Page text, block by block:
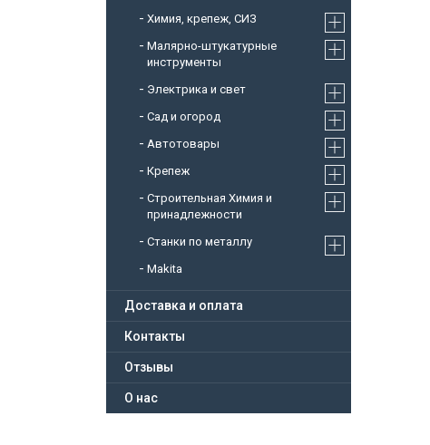
Химия, крепеж, СИЗ
Малярно-штукатурные
инструменты
Электрика и свет
Сад и огород
Автотовары
Крепеж
Строительная Химия и
принадлежности
Станки по металлу
Makita
Доставка и оплата
Контакты
Отзывы
О нас